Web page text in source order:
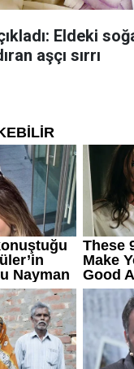
Eldeki
aşçı sırrı